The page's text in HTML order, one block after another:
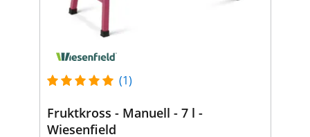
(1)
Fruktkross - Manuell - 7 l -
Wiesenfield